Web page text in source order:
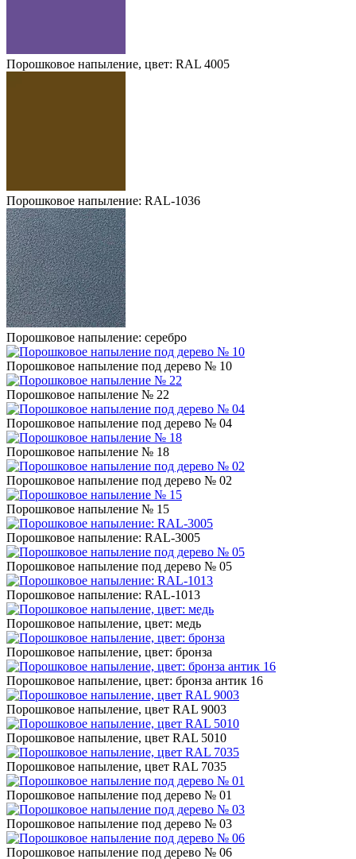
Порошковое напыление, цвет: RAL 4005
Порошковое напыление: RAL-1036
Порошковое напыление: серебро
Порошковое напыление под дерево № 10
Порошковое напыление № 22
Порошковое напыление под дерево № 04
Порошковое напыление № 18
Порошковое напыление под дерево № 02
Порошковое напыление № 15
Порошковое напыление: RAL-3005
Порошковое напыление под дерево № 05
Порошковое напыление: RAL-1013
Порошковое напыление, цвет: медь
Порошковое напыление, цвет: бронза
Порошковое напыление, цвет: бронза антик 16
Порошковое напыление, цвет RAL 9003
Порошковое напыление, цвет RAL 5010
Порошковое напыление, цвет RAL 7035
Порошковое напыление под дерево № 01
Порошковое напыление под дерево № 03
Порошковое напыление под дерево № 06